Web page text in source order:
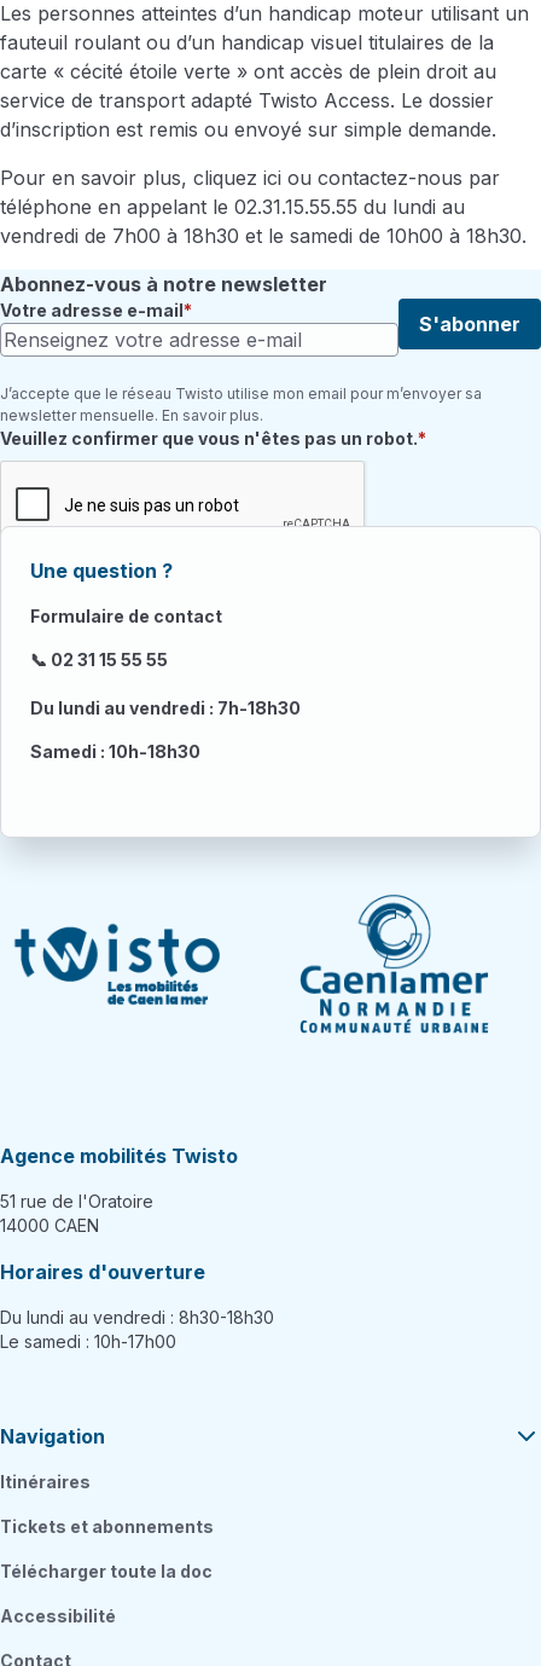
Les personnes atteintes d’un handicap moteur utilisant un
fauteuil roulant ou d’un handicap visuel titulaires de la
carte « cécité étoile verte » ont accès de plein droit au
service de transport adapté Twisto Access. Le dossier
d’inscription est remis ou envoyé sur simple demande.
Pour en savoir plus, cliquez ici ou contactez-nous par
téléphone en appelant le 02.31.15.55.55 du lundi au
vendredi de 7h00 à 18h30 et le samedi de 10h00 à 18h30.
Abonnez-vous à notre newsletter
Votre adresse e-mail
S'abonner
J’accepte que le réseau Twisto utilise mon email pour m’envoyer sa
newsletter mensuelle. En savoir plus.
Champ requis
Veuillez confirmer que vous n'êtes pas un robot.
Une question ?
Formulaire de contact
📞 02 31 15 55 55
Du lundi au vendredi : 7h-18h30
Samedi : 10h-18h30
Agence mobilités Twisto
51 rue de l'Oratoire
14000 CAEN
Horaires d'ouverture
Du lundi au vendredi : 8h30-18h30
Le samedi : 10h-17h00
Navigation
Itinéraires
Tickets et abonnements
Télécharger toute la doc
Accessibilité
Contact